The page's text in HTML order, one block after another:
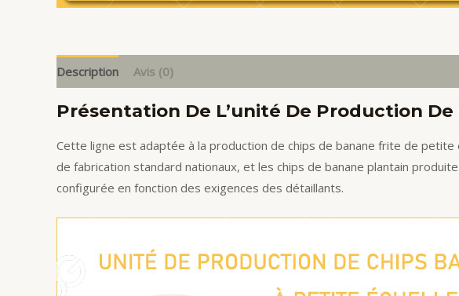
Description Avis (0)
Présentation De L’unité De Production
Cette ligne est adaptée à la production de chips de banane frite de
de fabrication standard nationaux, et les chips de banane plantain
configurée en fonction des exigences des détaillants.